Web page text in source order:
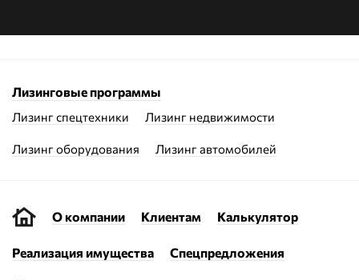
Лизинговые программы
Лизинг спецтехники Лизинг недвижимости
Лизинг оборудования Лизинг автомобилей
О компании Клиентам Калькулятор
Реализация имущества Спецпредложения